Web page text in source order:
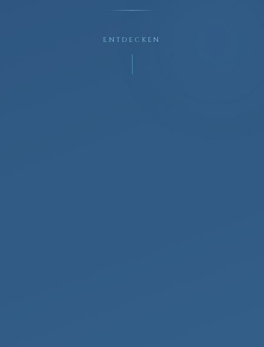
ENTDECKEN